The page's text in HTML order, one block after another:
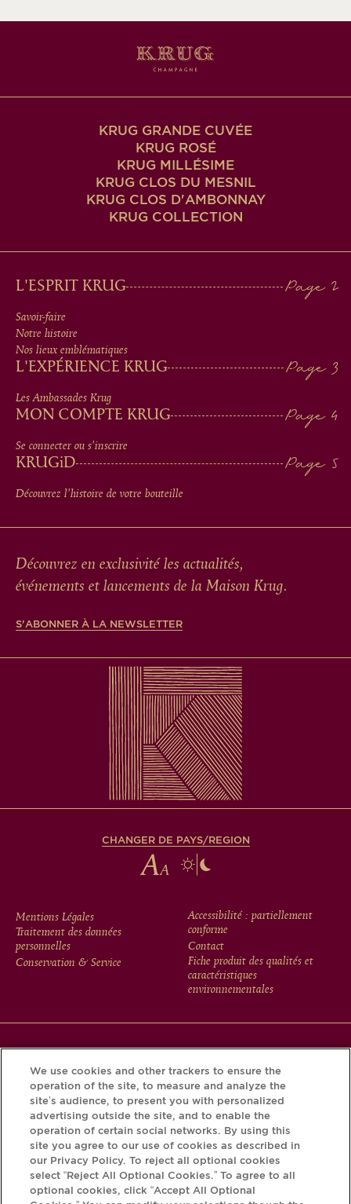
KRUG GRANDE CUVÉE
KRUG ROSÉ
KRUG MILLÉSIME
KRUG CLOS DU MESNIL
KRUG CLOS D'AMBONNAY
KRUG COLLECTION
MAIN
MEN
IN
FOOTER
L'ESPRIT KRUG
Savoir-faire
Notre histoire
Nos lieux emblématiques
L'EXPÉRIENCE KRUG
Les Ambassades Krug
MON COMPTE KRUG
Se connecter ou s'inscrire
KRUGiD
Découvrez l'histoire de votre bouteille
Découvrez en exclusivité les actualités,
événements et lancements de la Maison Krug.
S'ABONNER À LA NEWSLETTER
CHANGER DE PAYS/REGION
FOOTER
MENU
Mentions Légales
Traitement des données
personnelles
Conservation & Service
Accessibilité : partiellement
conforme
Contact
Fiche produit des qualités et
caractéristiques
environnementales
votre bouteille grâce au Krug iD.
We use cookies and other trackers to ensure the
operation of the site, to measure and analyze the
site’s audience, to present you with personalized
advertising outside the site, and to enable the
operation of certain social networks. By using this
site you agree to our use of cookies as described in
our Privacy Policy. To reject all optional cookies
select “Reject All Optional Cookies.” To agree to all
optional cookies, click “Accept All Optional